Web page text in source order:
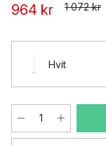
964 kr 1 072 kr
Hvit